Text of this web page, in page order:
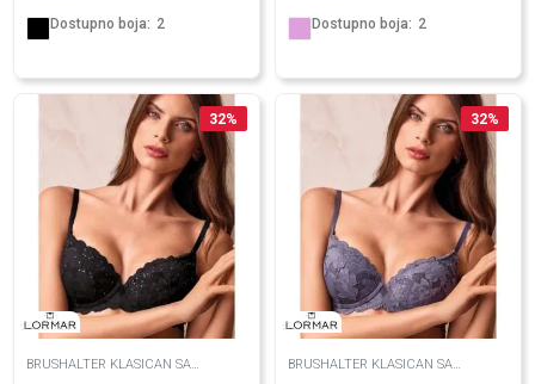
Dostupno boja: 2 Dostupno boja: 2
32%
BRUSHALTER KLASICAN SA
32%
BRUSHALTER KLASICAN SA